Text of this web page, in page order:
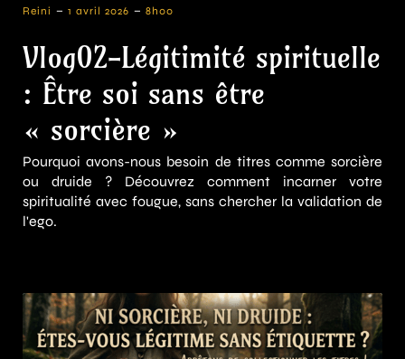
Reini - 1 avril 2026 - 8h00
Vlog02-Légitimité spirituelle
: Être soi sans être
« sorcière »
Pourquoi avons-nous besoin de titres comme sorcière
ou druide ? Découvrez comment incarner votre
spiritualité avec fougue, sans chercher la validation de
l'ego.